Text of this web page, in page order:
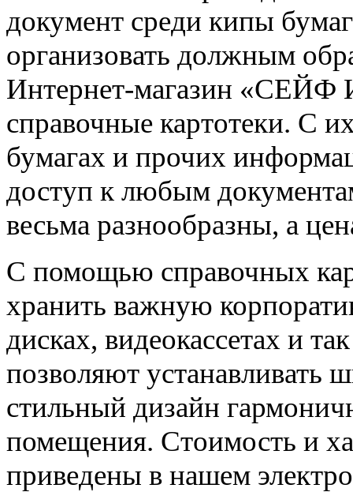
документ среди кипы
организовать должным
Интернет-магазин «СЕЙФ
справочные картотеки. С
бумагах и прочих
доступ к любым
весьма разнообразны, а
С помощью справочных
хранить важную
дисках, видеокассетах и
позволяют устанавливать
стильный дизайн
помещения. Стоимость и
приведены в нашем